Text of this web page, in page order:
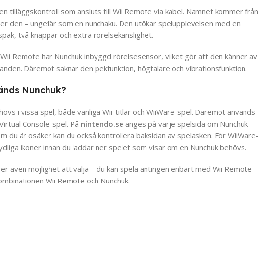
tilläggskontroll som ansluts till Wii Remote via kabel. Namnet kommer från
den – ungefär som en nunchaku. Den utökar spelupplevelsen med en
två knappar och extra rörelsekänslighet.
Remote har Nunchuk inbyggd rörelsesensor, vilket gör att den känner av
Däremot saknar den pekfunktion, högtalare och vibrationsfunktion.
Nunchuk?
i vissa spel, både vanliga Wii-titlar och WiiWare-spel. Däremot används
Console-spel. På nintendo.se anges på varje spelsida om Nunchuk
du är osäker kan du också kontrollera baksidan av spelasken. För WiiWare-
ikoner innan du laddar ner spelet som visar om en Nunchuk behövs.
även möjlighet att välja – du kan spela antingen enbart med Wii Remote
Wii Remote och Nunchuk.